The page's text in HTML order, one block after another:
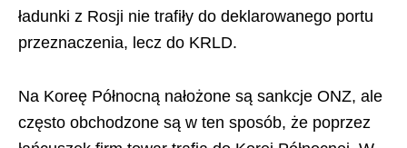
ładunki z Rosji nie trafiły do deklarowanego portu
przeznaczenia, lecz do KRLD.
Na Koreę Północną nałożone są sankcje ONZ, ale
często obchodzone są w ten sposób, że poprzez